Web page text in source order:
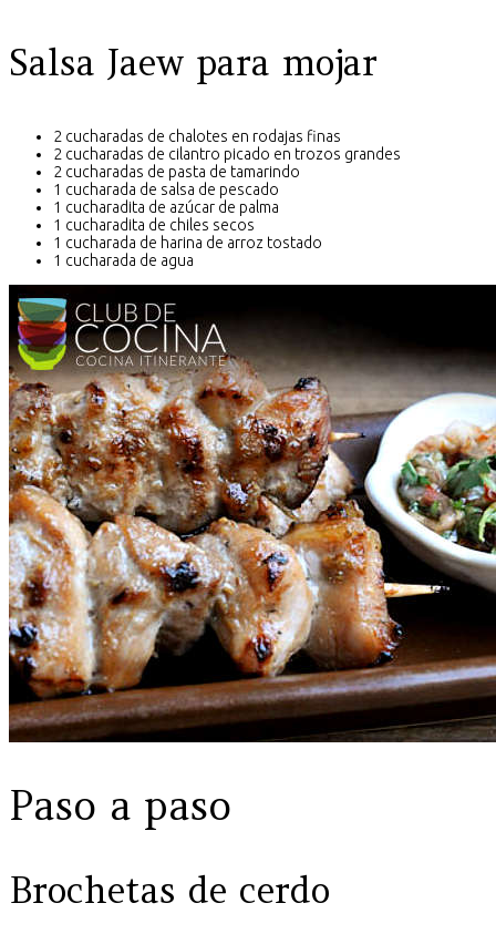
Salsa Jaew para mojar
2 cucharadas de chalotes en rodajas finas
2 cucharadas de cilantro picado en trozos grandes
2 cucharadas de pasta de tamarindo
1 cucharada de salsa de pescado
1 cucharadita de azúcar de palma
1 cucharadita de chiles secos
1 cucharada de harina de arroz tostado
1 cucharada de agua
Paso a paso
Brochetas de cerdo